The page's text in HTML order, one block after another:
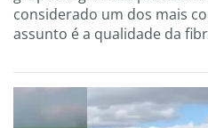
considerado um dos mais
assunto é a qualidade da